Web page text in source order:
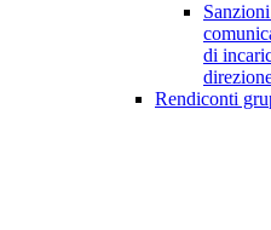
di
Rendiconti